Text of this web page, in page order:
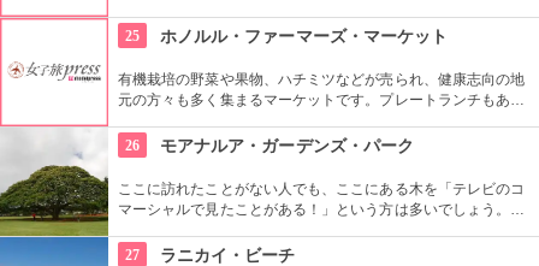
など様々なエンターテインメントが楽しめる複合ショッピング
モール「Iパークモール」の地下１・２階にある。外国人観光客
に人気の韓国の焼酎や海苔、伝統茶などが現地価格で販売して
いるので土産にぴったり。
25 ホノルル・ファーマーズ・マーケット
有機栽培の野菜や果物、ハチミツなどが売られ、健康志向の地
元の方々も多く集まるマーケットです。プレートランチもあり
込んで宿でいただくのもいいですね。
26 モアナルア・ガーデンズ・パーク
ここに訪れたことがない人でも、ここにある木を「テレビのコ
マーシャルで見たことがある！」という方は多いでしょう。日
樹』がここにあります。実物を見ると、感動しますよ！
27 ラニカイ・ビーチ